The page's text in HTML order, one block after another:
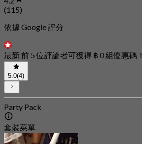
(115)
依據 Google 評分
最新 前 5 位評論者可獲得 ฿ 0 組優惠碼！
5.0(4)
Party Pack
套裝菜單